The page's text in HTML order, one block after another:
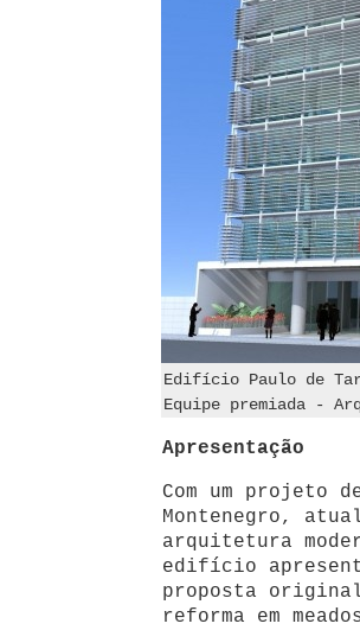
Edifício Paulo de
Equipe premiada -
Apresentação
Com um projeto
Montenegro,
arquitetura
edifício
proposta
reforma em